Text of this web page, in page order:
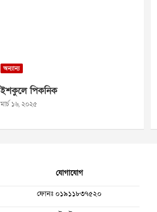
অন্যান্য
ইশকুলে পিকনিক
মার্চ ১৬, ২০২৫
যোগাযোগ
ফোনঃ ০১৯১১৮৩৭৫২০